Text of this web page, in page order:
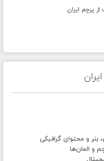
بنر و محتوای گرافیکی
و المان‌ها